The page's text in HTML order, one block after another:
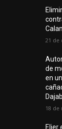
21 de
de
en
18 de
Elier